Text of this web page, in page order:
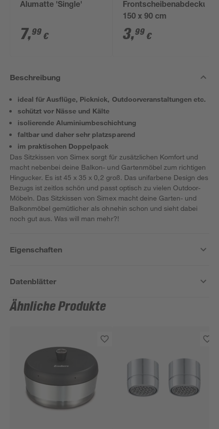
Alumatte 'Single'
7,99 €
Frontscheibenabdeckung
150 x 90 cm
3,99 €
Beschreibung
ideal für Ausflüge, Picknick, Outdoorveranstaltungen etc.
schützt vor Nässe und Kälte
isolierende Aluminiumbeschichtung
faltbar und daher sehr platzsparend
im praktischen Doppelpack
Das Sitzkissen von Simex sorgt für zusätzlichen Komfort und
macht nebenbei deine Balkon- und Gartenmöbel zum richtigen
Hingucker. Es ist 45 x 35 x 0,2 groß. Das unifarbene Design des
Bezugs ist zeitlos schön und passt optisch zu vielen Outdoor-
Möbeln. Das Sitzkissen von Simex macht deine Garten- und
Balkonmöbel gemütlicher als ohnehin schon und sieht dabei
noch gut aus. Was will man mehr?!
Eigenschaften
Datenblätter
Ähnliche Produkte